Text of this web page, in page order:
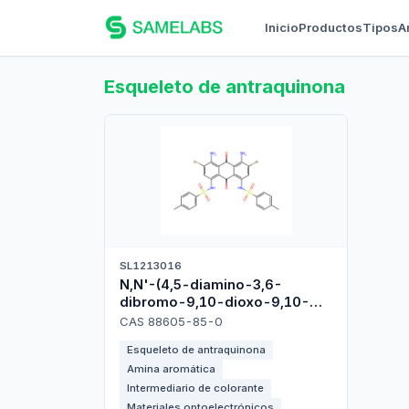
InicioProductosTipos
Esqueleto de antraquinona
SL1213016
N,N'-(4,5-diamino-3,6-
dibromo-9,10-dioxo-9,10-
dihydroanthracene-1,8-
methylbenzenesulfonamide)
CAS 88605-85-0
Esqueleto de antraquinona
Amina aromática
Intermediario de colorante